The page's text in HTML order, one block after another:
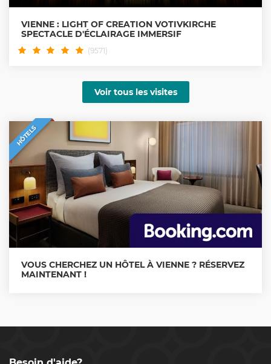
VIENNE : LIGHT OF CREATION VOTIVKIRCHE
SPECTACLE D'ÉCLAIRAGE IMMERSIF
(9571)
Voir tous les visites
HÔTELS
VOUS CHERCHEZ UN HÔTEL À VIENNE ? RÉSERVEZ
MAINTENANT !